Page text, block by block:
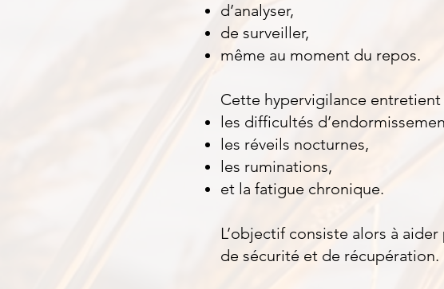
d’analyser,
de surveiller,
même au moment du repos.
Cette hypervigilance entretient
les difficultés
les réveils nocturnes,
les ruminations,
et la fatigue chronique.
L’objectif consiste alors à
de sécurité et de récupération.